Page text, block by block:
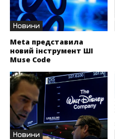
Новини
Meta представила
новий інструмент ШІ
Muse Code
Новини